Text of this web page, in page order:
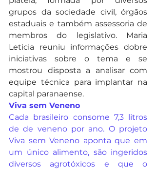
grupos da sociedade civil, órgãos
estaduais e também assessoria de
membros do legislativo. Maria
Leticia reuniu informações dobre
iniciativas sobre o tema e se
mostrou disposta a analisar com
equipe técnica para implantar na
capital paranaense.
Viva sem Veneno
Cada brasileiro consome 7,3 litros
de de veneno por ano. O projeto
Viva sem Veneno aponta que em
um único alimento, são ingeridos
diversos agrotóxicos e que o